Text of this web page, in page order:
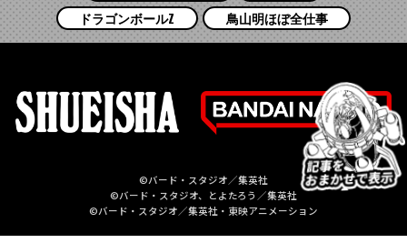
ドラゴンボールZ
鳥山明ほぼ全仕事
©バード・スタジオ／集英社
©バード・スタジオ、とよたろう／集英社
©バード・スタジオ／集英社・東映アニメーション